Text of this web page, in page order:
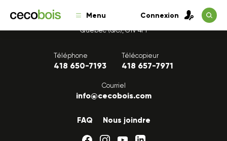
Menu Connexion
1175, avenue Lavigerie, Bureau 200
Québec (QC), G1V 4P1
Téléphone
418 650-7193
Télécopieur
418 657-7971
Courriel
info@cecobois.com
FAQ Nous joindre